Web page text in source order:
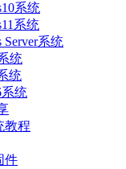
系统
系统
Server系统
统
统
统
教程
件